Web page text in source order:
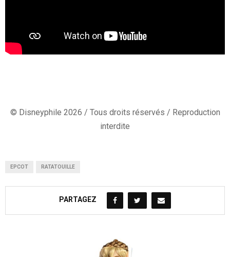
© Disneyphile 2026 / Tous droits réservés / Reproduction
interdite
EPCOT RATATOUILLE
PARTAGEZ